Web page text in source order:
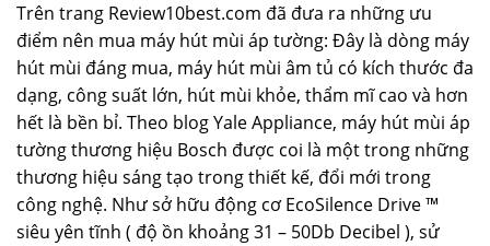
Trên trang Review10best.com đã đưa ra những ưu
điểm nên mua máy hút mùi áp tường: Đây là dòng máy
hút mùi đáng mua, máy hút mùi âm tủ có kích thước đa
dạng, công suất lớn, hút mùi khỏe, thẩm mĩ cao và hơn
hết là bền bỉ. Theo blog Yale Appliance, máy hút mùi áp
tường thương hiệu Bosch được coi là một trong những
thương hiệu sáng tạo trong thiết kế, đổi mới trong
công nghệ. Như sở hữu động cơ EcoSilence Drive ™
siêu yên tĩnh ( độ ồn khoảng 31 – 50Db Decibel ), sử